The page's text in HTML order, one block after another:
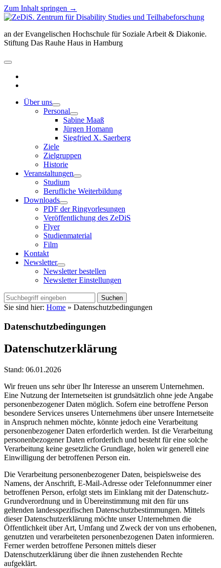
Zum Inhalt springen →
ZeDiS.
für
Disability
und
an der Evangelischen Hochschule für Soziale Arbeit & Diakonie.
Stiftung Das Rauhe Haus in Hamburg
Menü
Über uns
Menü
öffnen
Personal
Menü
öffnen
Sabine Maaß
Jürgen Homann
Siegfried X. Saerberg
Ziele
Zielgruppen
Historie
Veranstaltungen
Menü
öffnen
Studium
Berufliche Weiterbildung
Downloads
Menü
öffnen
PDF der Ringvorlesungen
Veröffentlichung des ZeDiS
Flyer
Studienmaterial
Film
Kontakt
Newsletter
Menü
öffnen
Newsletter bestellen
Newsletter Einstellungen
Suchen
Sie sind hier: Home » Datenschutzbedingungen
Datenschutzbedingungen
Datenschutzerklärung
Stand: 06.01.2026
Wir freuen uns sehr über Ihr Interesse an unserem Unternehmen.
Eine Nutzung der Internetseiten ist grundsätzlich ohne jede Angabe
personenbezogener Daten möglich. Sofern eine betroffene Person
besondere Services unseres Unternehmens über unsere Internetseite
in Anspruch nehmen möchte, könnte jedoch eine Verarbeitung
personenbezogener Daten erforderlich werden. Ist die Verarbeitung
personenbezogener Daten erforderlich und besteht für eine solche
Verarbeitung keine gesetzliche Grundlage, holen wir generell eine
Einwilligung der betroffenen Person ein.
Die Verarbeitung personenbezogener Daten, beispielsweise des
Namens, der Anschrift, E-Mail-Adresse oder Telefonnummer einer
betroffenen Person, erfolgt stets im Einklang mit der Datenschutz-
Grundverordnung und in Übereinstimmung mit den für uns
geltenden landesspezifischen Datenschutzbestimmungen. Mittels
dieser Datenschutzerklärung möchte unser Unternehmen die
Öffentlichkeit über Art, Umfang und Zweck der von uns erhobenen,
genutzten und verarbeiteten personenbezogenen Daten informieren.
Ferner werden betroffene Personen mittels dieser
Datenschutzerklärung über die ihnen zustehenden Rechte
aufgeklärt.